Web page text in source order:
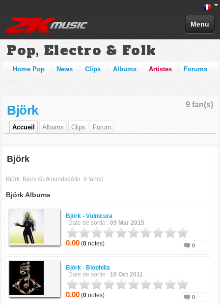
Menu
Pop, Electro & Folk
Home Pop News Clips Albums Artistes Forums
9 fan(s)
Björk
Accueil Albums Clips Forum
Björk
Björk Björk Guðmundsdóttir 9 fan(s)
Björk Albums
Björk -Vulnicura
Date de sortie :09 Mar 2015
0.00 (0 notes) 0
Björk - Biophilia
Date de sortie : 10 Oct 2011
0.00 (0 notes) 0